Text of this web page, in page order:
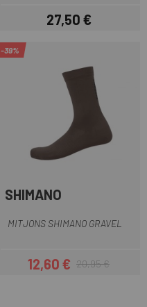
Preu
27,50 €
-39%
SHIMANO
MITJONS SHIMANO GRAVEL
Preu
12,60 €Preu regular
20,95 €